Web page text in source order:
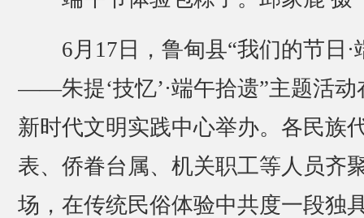
6月17日，鲁甸县“我们的节日·
——朱提‘技忆’·端午拾遗”主题活动
新时代文明实践中心举办。各民族
表、侨眷台属、机关职工等人员齐
场，在传统民俗体验中共度一段独